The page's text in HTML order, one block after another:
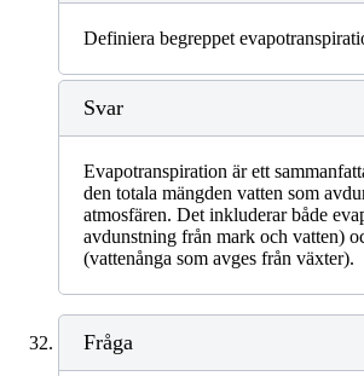
Definiera begreppet
Svar
Evapotranspiration är ett
den totala mängden vatten som
atmosfären. Det inkluderar både
avdunstning från mark och vatten)
(vattenånga som avges från växter).
Fråga